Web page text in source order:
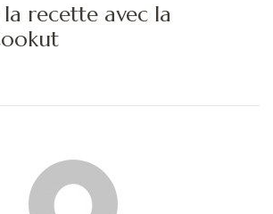
la recette avec la